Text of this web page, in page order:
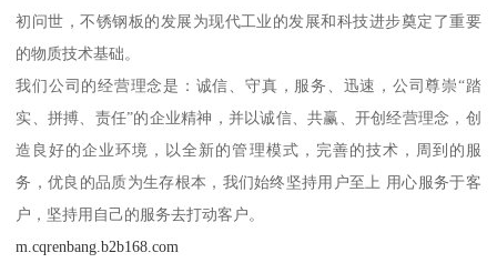
初问世，不锈钢板的发展为现代工业的发展和科技进步奠定了重要
的物质技术基础。
我们公司的经营理念是：诚信、守真，服务、迅速，公司尊崇“踏
实、拼搏、责任”的企业精神，并以诚信、共赢、开创经营理念，创
造良好的企业环境，以全新的管理模式，完善的技术，周到的服
务，优良的品质为生存根本，我们始终坚持用户至上 用心服务于客
户，坚持用自己的服务去打动客户。
m.cqrenbang.b2b168.com